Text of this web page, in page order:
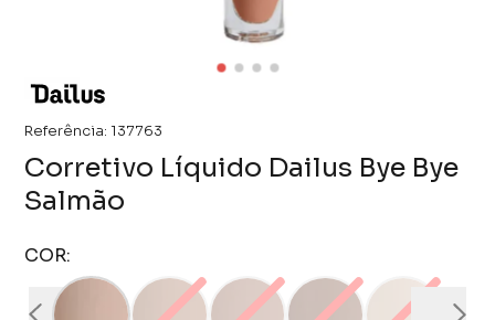
Referência: 137763
Corretivo Líquido Dailus Bye Bye
Salmão
COR: